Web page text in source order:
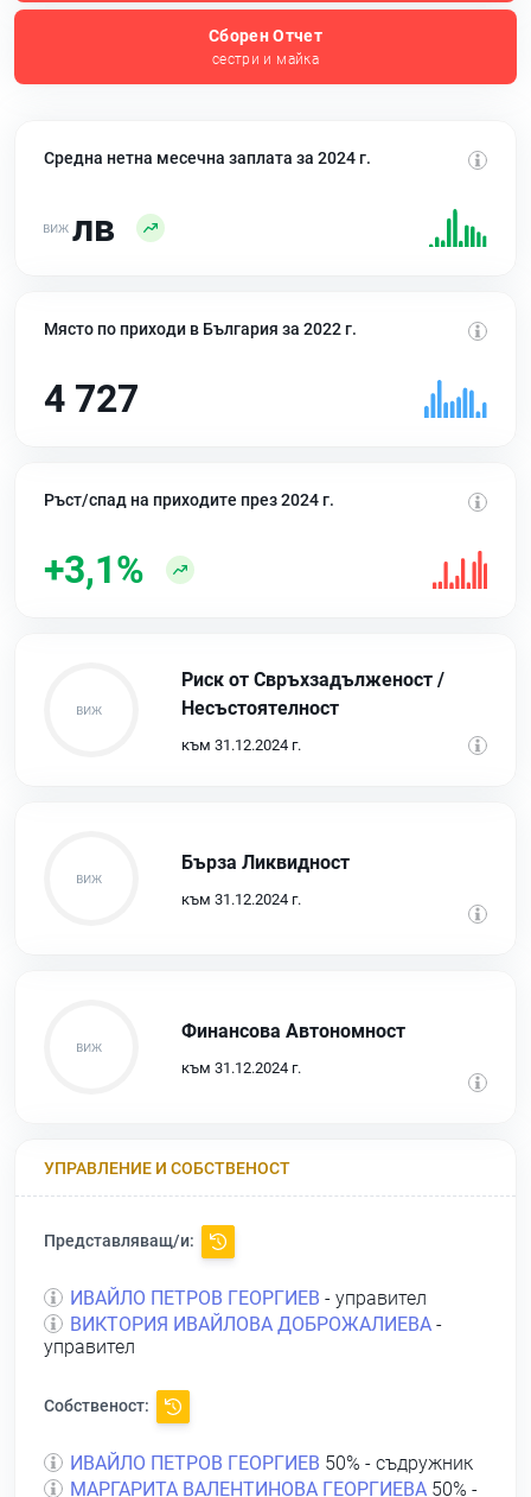
Сборен Отчет
сестри и майка
Средна нетна месечна заплата за 2024 г.
лв
Място по приходи в България за 2022 г.
4 727
Ръст/спад на приходите през 2024 г.
+3,1%
Риск от Свръхзадълженост /
Несъстоятелност
към 31.12.2024 г.
Бърза Ликвидност
към 31.12.2024 г.
Финансова Автономност
към 31.12.2024 г.
УПРАВЛЕНИЕ И СОБСТВЕНОСТ
Представляващ/и:
ИВАЙЛО ПЕТРОВ ГЕОРГИЕВ - управител
ВИКТОРИЯ ИВАЙЛОВА ДОБРОЖАЛИЕВА -
управител
Собственост:
ИВАЙЛО ПЕТРОВ ГЕОРГИЕВ 50% - съдружник
МАРГАРИТА ВАЛЕНТИНОВА ГЕОРГИЕВА 50% -